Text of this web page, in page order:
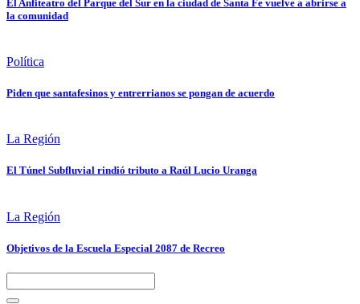
El Anfiteatro del Parque del Sur en la ciudad de Santa Fe vuelve a abrirse a
la comunidad
Política
Piden que santafesinos y entrerrianos se pongan de acuerdo
La Región
El Túnel Subfluvial rindió tributo a Raúl Lucio Uranga
La Región
Objetivos de la Escuela Especial 2087 de Recreo